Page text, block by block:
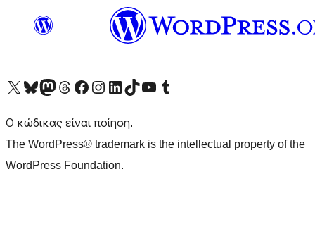
Visit our X (formerly Twitter) account
Visit our Bluesky account
Επισκεφθείτε τον λογαριασμό μας στο Mastodon
Visit our Threads account
Επισκεφτείτε τη σελίδα μας στο Facebook
Επισκεφθείτε τον λογαριασμό μας Instagram
Επισκεφθείτε τον λογαριασμό μας LinkedIn
Visit our TikTok account
Visit our YouTube channel
Visit our Tumblr account
Ο κώδικας είναι ποίηση.
The WordPress® trademark is the intellectual property of the
WordPress Foundation.